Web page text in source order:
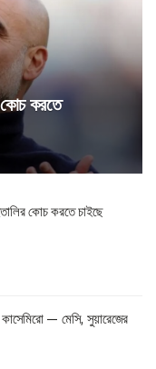
কোচ করতে
কোচ করতে চাইছে
কাসেমিরো — মেসি, সুয়ারেজের